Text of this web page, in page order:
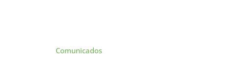
Comunicados